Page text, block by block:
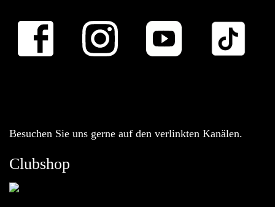
Besuchen Sie uns gerne auf den verlinkten Kanälen.
Clubshop